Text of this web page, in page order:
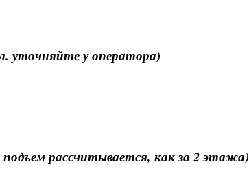
уточняйте у оператора)
рассчитывается, как за 2 этажа)